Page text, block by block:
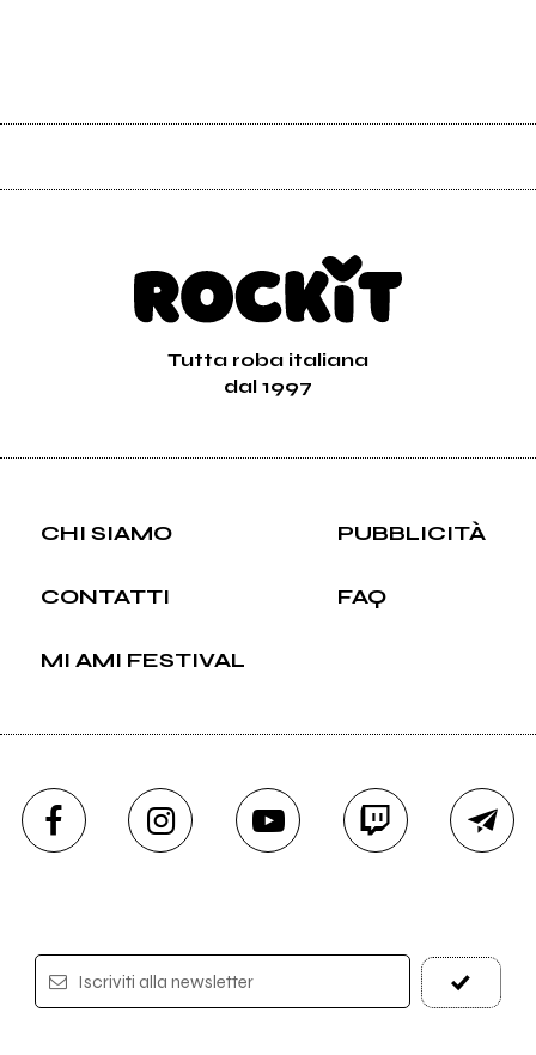
Tutta roba italiana
dal 1997
CHI SIAMO PUBBLICITÀ
CONTATTI FAQ
MI AMI FESTIVAL
Iscriviti alla newsletter